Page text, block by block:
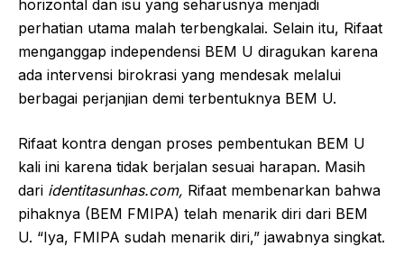
horizontal dan isu yang seharusnya menjadi
perhatian utama malah terbengkalai. Selain itu, Rifaat
menganggap independensi BEM U diragukan karena
ada intervensi birokrasi yang mendesak melalui
berbagai perjanjian demi terbentuknya BEM U.
Rifaat kontra dengan proses pembentukan BEM U
kali ini karena tidak berjalan sesuai harapan. Masih
dari identitasunhas.com, Rifaat membenarkan bahwa
pihaknya (BEM FMIPA) telah menarik diri dari BEM
U. “Iya, FMIPA sudah menarik diri,” jawabnya singkat.